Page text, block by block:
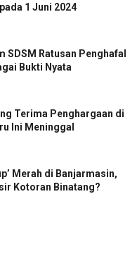
1 Juni 2024
SDSM Ratusan Penghafal
Bukti Nyata
Terima Penghargaan di
Ini Meninggal
Merah di Banjarmasin,
Kotoran Binatang?